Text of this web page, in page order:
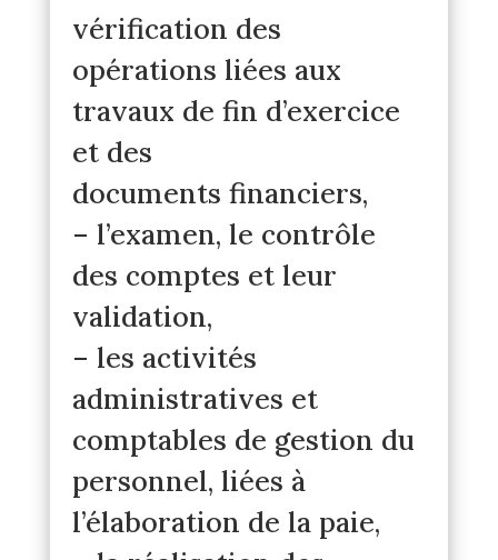
vérification des
opérations liées aux
travaux de fin d’exercice
et des
documents financiers,
– l’examen, le contrôle
des comptes et leur
validation,
– les activités
administratives et
comptables de gestion du
personnel, liées à
l’élaboration de la paie,